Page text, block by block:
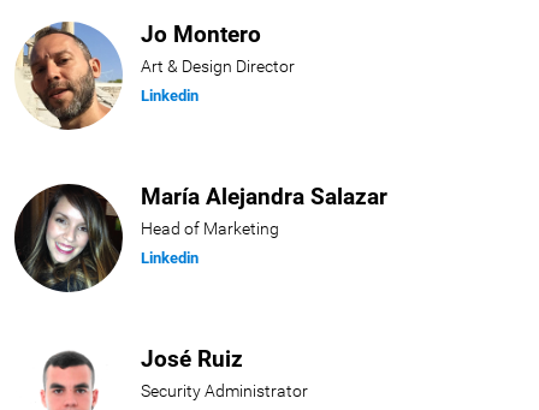
Jo Montero
Art & Design Director
Linkedin
María Alejandra Salazar
Head of Marketing
Linkedin
José Ruiz
Security Administrator